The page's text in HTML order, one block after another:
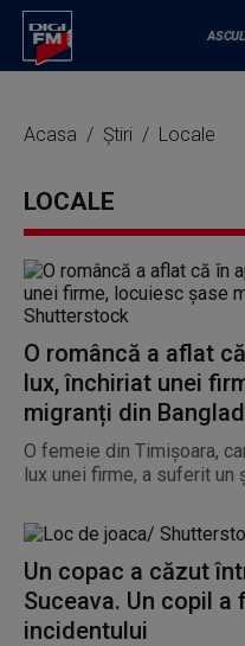
Acasa Știri Locale
LOCALE
O româncă a aflat
lux, închiriat unei
migranți din
O femeie din Timișoara,
lux unei firme, a suferit un
Un copac a căzut
Suceava. Un copil
incidentului